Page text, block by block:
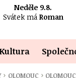
Neděle 9.8.
Svátek má Roman
Kultura
› OLOMOUC ›